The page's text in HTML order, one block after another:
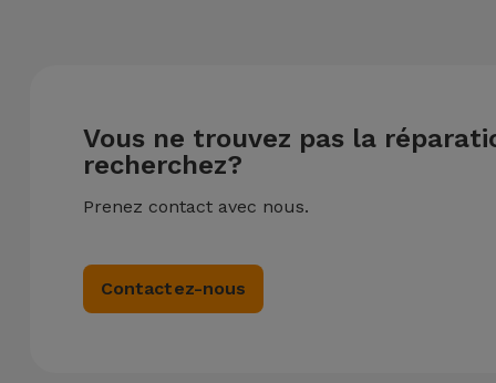
Vous ne trouvez pas la
recherchez?
Prenez contact avec nous.
Contactez-nous